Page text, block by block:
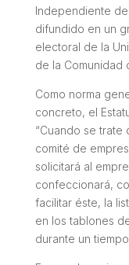
Independiente
difundido en un
electoral de la
de la Comunidad
Como norma
concreto, el
“Cuando se trate
comité de
solicitará al
confeccionará,
facilitar éste, la
en los tablones
durante un